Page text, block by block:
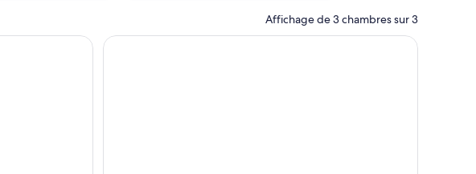
Affichage de 3 chambres sur 3